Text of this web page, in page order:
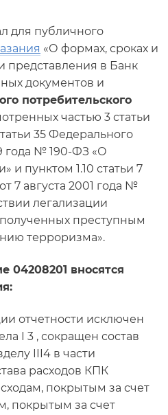
для публичного
«О формах, сроках и
представления в Банк
документов и
потребительского
частью 3 статьи
35 Федерального
года № 190-ФЗ «О
и пунктом 1.10 статьи 7
7 августа 2001 года №
легализации
преступным
терроризма».
04208201 вносятся
отчетности исключен
I 3 , сокращен состав
III4 в части
расходов КПК
покрытым за счет
покрытым за счет